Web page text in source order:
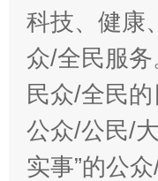
科技、健康
众/全民服
民众/全民
公众/公民/
实事”的公